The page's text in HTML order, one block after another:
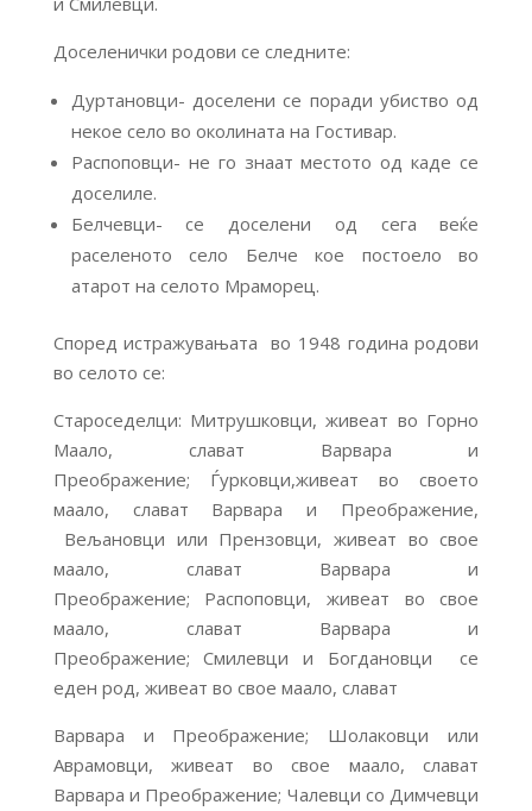
Доселенички родови се следните:
Дуртановци- доселени се поради убиство од
некое село во околината на Гостивар.
Распоповци- не го знаат местото од каде се
доселиле.
Белчевци- се доселени од сега веќе
раселеното село Белче кое постоело во
атарот на селото Мраморец.
Според истражувањата во 1948 година родови
во селото се:
Староседелци: Митрушковци, живеат во Горно
Маало, слават Варвара и
Преображение; Ѓурковци,живеат во своето
маало, слават Варвара и Преображение,
Вељановци или Прензовци, живеат во свое
маало, слават Варвара и
Преображение; Распоповци, живеат во свое
маало, слават Варвара и
Преображение; Смилевци и Богдановци се
еден род, живеат во свое маало, слават
Варвара и Преображение; Шолаковци или
Аврамовци, живеат во свое маало, слават
Варвара и Преображение; Чалевци со Димчевци